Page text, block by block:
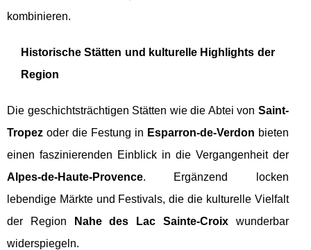
kombinieren.
Historische Stätten und kulturelle Highlights der
Region
Die geschichtsträchtigen Stätten wie die Abtei von Saint-
Tropez oder die Festung in Esparron-de-Verdon bieten
einen faszinierenden Einblick in die Vergangenheit der
Alpes-de-Haute-Provence. Ergänzend locken
lebendige Märkte und Festivals, die die kulturelle Vielfalt
der Region
Nahe des Lac Sainte-Croixwunderbar
widerspiegeln.